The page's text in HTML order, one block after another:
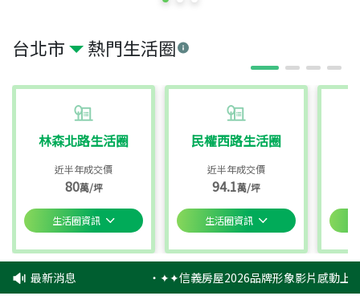
台北市 熱門生活圈
林森北路生活圈
近半年成交價
80萬/坪
生活圈資訊
民權西路生活圈
近半年成交價
94.1萬/坪
生活圈資訊
最新消息 ‧✦✦信義房屋2026品牌形象影片感動上